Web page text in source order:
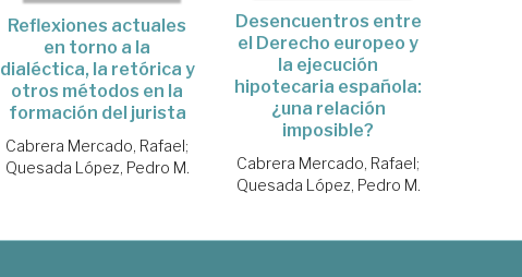
Reflexiones actuales
en torno a la
dialéctica, la retórica y
otros métodos en la
formación del jurista
Cabrera Mercado, Rafael;
Quesada López, Pedro M.
Desencuentros entre
el Derecho europeo y
la ejecución
hipotecaria española:
¿una relación
imposible?
Cabrera Mercado, Rafael;
Quesada López, Pedro M.